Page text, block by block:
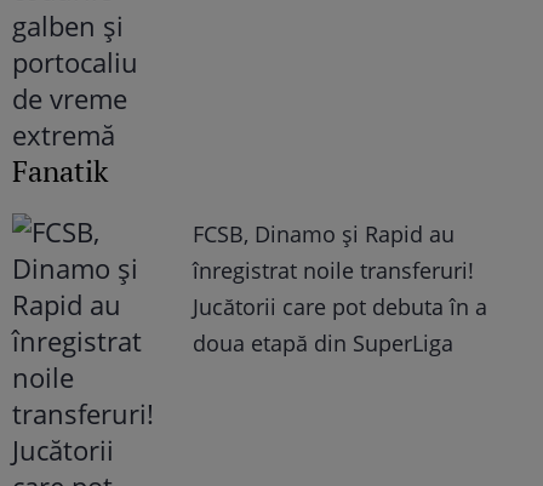
Fanatik
FCSB, Dinamo şi Rapid au
înregistrat noile transferuri!
Jucătorii care pot debuta în a
doua etapă din SuperLiga